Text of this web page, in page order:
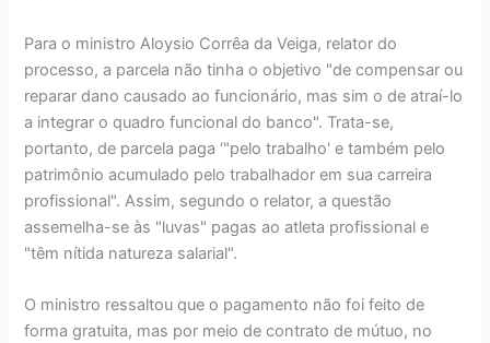
Para o ministro Aloysio Corrêa da Veiga, relator do
processo, a parcela não tinha o objetivo "de compensar ou
reparar dano causado ao funcionário, mas sim o de atraí-lo
a integrar o quadro funcional do banco". Trata-se,
portanto, de parcela paga ‘"pelo trabalho' e também pelo
patrimônio acumulado pelo trabalhador em sua carreira
profissional". Assim, segundo o relator, a questão
assemelha-se às "luvas" pagas ao atleta profissional e
"têm nítida natureza salarial".
O ministro ressaltou que o pagamento não foi feito de
forma gratuita, mas por meio de contrato de mútuo, no